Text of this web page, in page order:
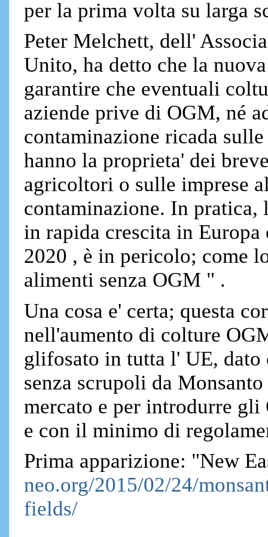
per la prima volta su larga
Peter Melchett, dell'
Unito, ha detto che la
garantire che eventuali
aziende prive di OGM, né
contaminazione ricada
hanno la proprieta' dei
agricoltori o sulle imprese
contaminazione. In
in rapida crescita in
2020 , è in pericolo; come
alimenti senza OGM " .
Una cosa e' certa; questa
nell'aumento di colture
glifosato in tutta l' UE, dato
senza scrupoli da
mercato e per introdurre
e con il minimo di
Prima apparizione: "New
neo.org/2015/02/24/
fields/